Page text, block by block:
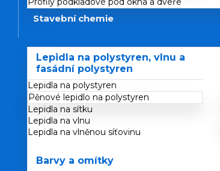
Stavební chemie
Lepidla na polystyren, vlnu a
fasádní polystyren
Lepidla na polystyren
Pěnové lepidlo na polystyren
Lepidla na sítku
Lepidla na vlnu
Lepidla na vlněnou síťovinu
Barvy a omítky